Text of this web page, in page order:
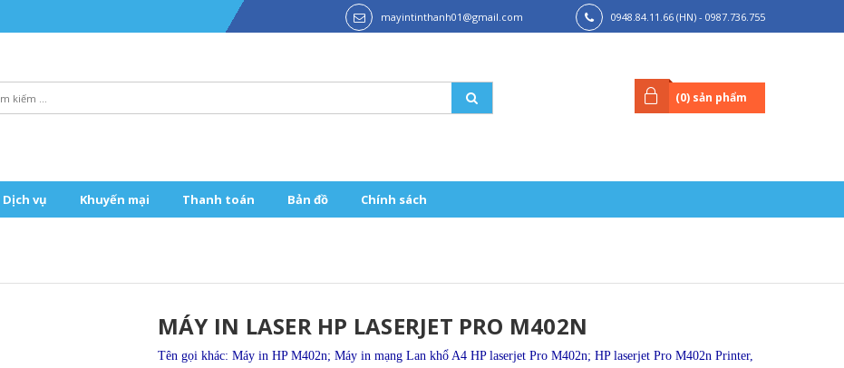
mayintinthanh01@gmail.com 0948.84.11.66 (HN) - 0987.736.755
(0) sản phẩm
Dịch vụ Khuyến mại Thanh toán Bản đồ Chính sách
MÁY IN LASER HP LASERJET PRO M402N
Tên gọi khác: Máy in HP M402n; Máy in mạng Lan khổ A4 HP laserjet Pro M402n; HP laserjet Pro M402n Printer,